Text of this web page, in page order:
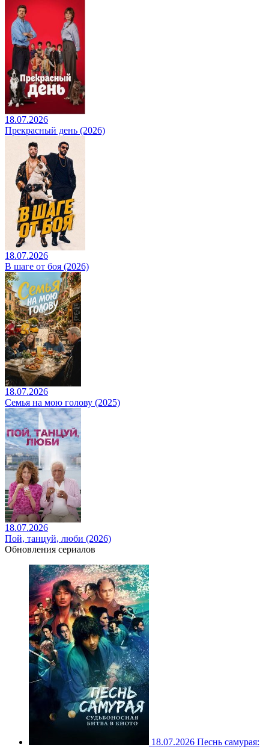
18.07.2026
Прекрасный день (2026)
18.07.2026
В шаге от боя (2026)
18.07.2026
Семья на мою голову (2025)
18.07.2026
Пой, танцуй, люби (2026)
Обновления сериалов
18.07.2026 Песнь самурая: